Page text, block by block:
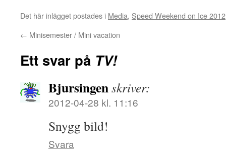
Det här inlägget postades i Media, Speed Weekend on Ice 2012
← Minisemester / Mini vacation
Ett svar på TV!
Bjursingenskriver:
2012-04-28 kl. 11:16
Snygg bild!
Svara